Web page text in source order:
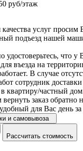
руб/этаж
услуг просим
подъезд нашей
удостоверьтесь, что у
въезда на
В случае
сотрудник
в квартиру/частный
заказ обратно
для Вас день
и самовывоза
Рассчитать стоимость